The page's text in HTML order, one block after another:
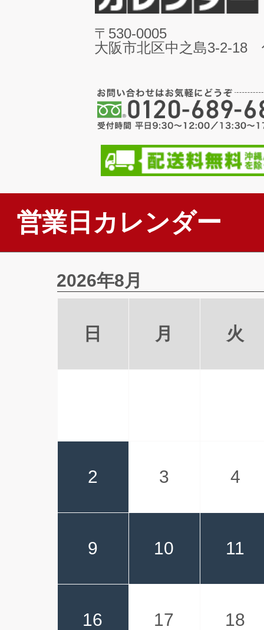
〒530-0005
大阪市北区中之島3-2-18
営業日カレンダー
2026年8月
日 月 火
2 3 4
9 10 11
16 17 18